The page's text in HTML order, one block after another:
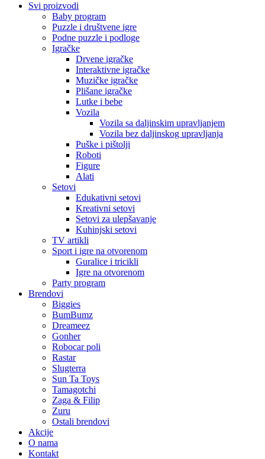
Svi proizvodi
Baby program
Puzzle i društvene igre
Podne puzzle i podloge
Igračke
Drvene igračke
Interaktivne igračke
Muzičke igračke
Plišane igračke
Lutke i bebe
Vozila
Vozila sa daljinskim upravljanjem
Vozila bez daljinskog upravljanja
Puške i pištolji
Roboti
Figure
Alati
Setovi
Edukativni setovi
Kreativni setovi
Setovi za ulepšavanje
Kuhinjski setovi
TV artikli
Sport i igre na otvorenom
Guralice i tricikli
Igre na otvorenom
Party program
Brendovi
Biggies
BumBumz
Dreameez
Gonher
Robocar poli
Rastar
Slugterra
Sun Ta Toys
Tamagotchi
Zaga & Filip
Zuru
Ostali brendovi
Akcije
O nama
Kontakt